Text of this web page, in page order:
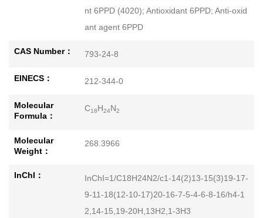
nt 6PPD (4020); Antioxidant 6PPD; Anti-oxid
ant agent 6PPD
CAS Number： 793-24-8
EINECS： 212-344-0
Molecular
Formula：
C18H24N2
Molecular
Weight：
268.3966
InChI：
InChI=1/C18H24N2/c1-14(2)13-15(3)19-17-
9-11-18(12-10-17)20-16-7-5-4-6-8-16/h4-1
2,14-15,19-20H,13H2,1-3H3